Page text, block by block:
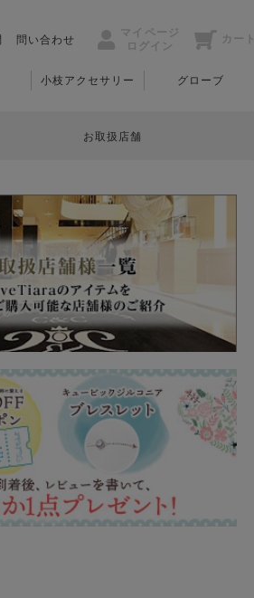
問い合わせ
マイページ
ログイン
カート
小枝アクセサリー グローブ
お取扱店舗